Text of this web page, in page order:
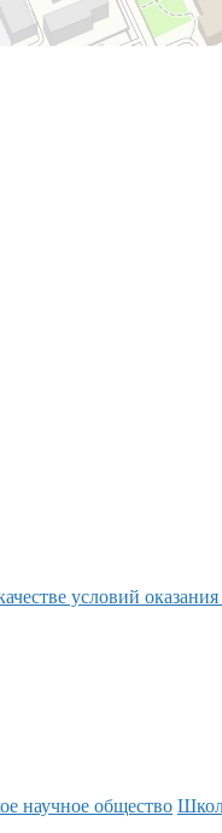
условий оказания
научное общество